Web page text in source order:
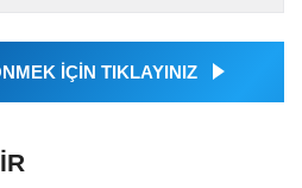
İÇİN TIKLAYINIZ